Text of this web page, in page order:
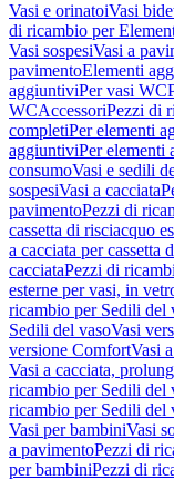
Vasi e orinatoiVasi
di ricambio per
Vasi sospesiVasi a
pavimentoElementi
aggiuntiviPer vasi WC
WCAccessoriPezzi di
completiPer elementi
aggiuntiviPer elementi
consumoVasi e sedili
sospesiVasi a cacciata
pavimentoPezzi di
cassetta di risciacquo
a cacciata per cassetta
cacciataPezzi di
esterne per vasi, in
ricambio per Sedili del
Sedili del vasoVasi
versione ComfortVasi
Vasi a cacciata,
ricambio per Sedili del
ricambio per Sedili del
Vasi per bambiniVasi
a pavimentoPezzi di
per bambiniPezzi di